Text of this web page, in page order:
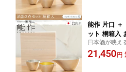
能作 片口 ＋
ット 桐箱入
本製 結婚祝
い 引き出物
日本酒が映え
入でギフトに
21,450 円